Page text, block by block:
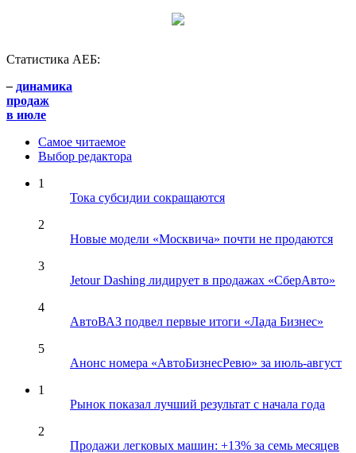
Статистика АЕБ:
– динамика
продаж
в июле
Самое читаемое
Выбор редактора
1
Тока субсидии сокращаются
2
Новые модели «Москвича» почти не продаются
3
Jetour Dashing лидирует в продажах «СберАвто»
4
АвтоВАЗ подвел первые итоги «Лада Бизнес»
5
Анонс номера «АвтоБизнесРевю» за июль-август
1
Рынок показал лучший результат с начала года
2
Продажи легковых машин: +13% за семь месяцев